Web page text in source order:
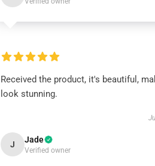
Received the product, it's beautiful,
look stunning.
J Jade
Verified owner